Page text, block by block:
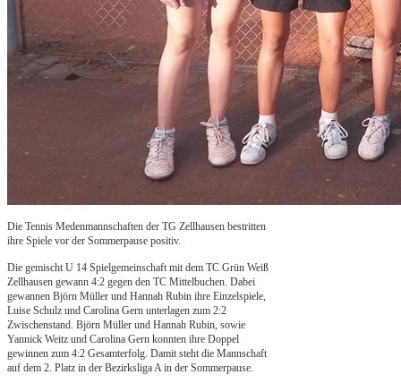
Die Tennis Medenmannschaften der TG Zellhausen bestritten
ihre Spiele vor der Sommerpause positiv.
Die gemischt U 14 Spielgemeinschaft mit dem TC Grün Weiß
Zellhausen gewann 4:2 gegen den TC Mittelbuchen. Dabei
gewannen Björn Müller und Hannah Rubin ihre Einzelspiele,
Luise Schulz und Carolina Gern unterlagen zum 2:2
Zwischenstand. Björn Müller und Hannah Rubin, sowie
Yannick Weitz und Carolina Gern konnten ihre Doppel
gewinnen zum 4:2 Gesamterfolg. Damit steht die Mannschaft
auf dem 2. Platz in der Bezirksliga A in der Sommerpause.